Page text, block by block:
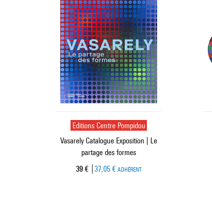
Editions Centre Pompidou
Vasarely Catalogue Exposition | Le
partage des formes
Prix ​​actuel
39 € 37,05 € ADHÉRENT